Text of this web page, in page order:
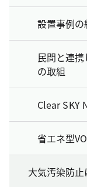
設置事例の
民間と連
の取組
Clear SKY
省エネ型
大気汚染防